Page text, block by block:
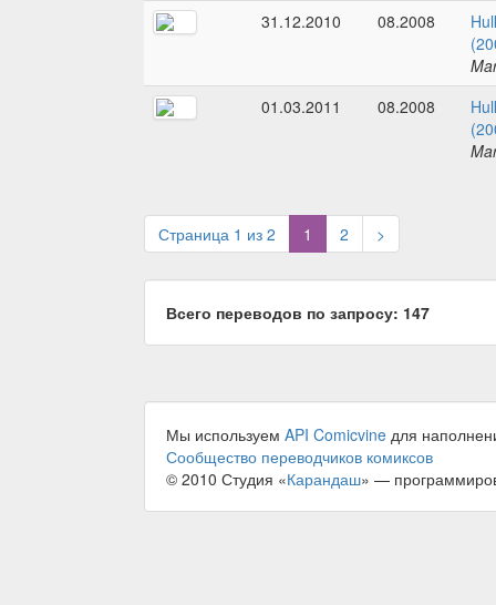
31.12.2010
08.2008
01.03.2011
08.2008
Страница 1 из 2 1 (current)
2 >
Всего переводов по запросу: 147
Мы используем API Comicvine для
Сообщество переводчиков комиксов
© 2010 Студия «Карандаш» —